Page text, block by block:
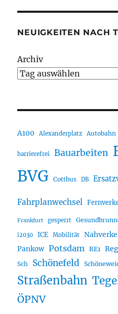
NEUIGKEITEN NACH
Archiv
A100 Alexanderplatz Autobahn
barrierefrei Bauarbeiten
BVG Cottbus DB
Fahrplanwechsel
Frankfurt gesperrt
i2030 ICE Mobilität
Pankow Potsdam RE1
Sch Schönefeld
Straßenbahn
ÖPNV